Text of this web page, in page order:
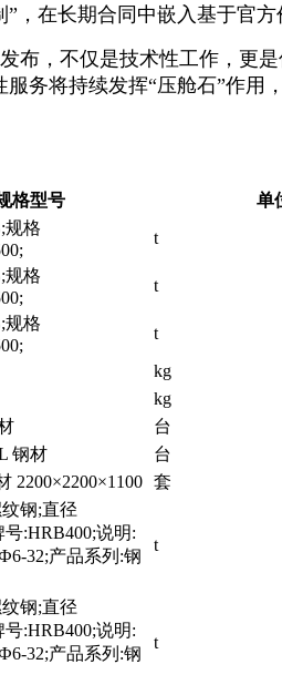
，在长期合同中嵌入基于官
布，不仅是技术性工作，更
务将持续发挥“压舱石”作用
格型号 单
规格
t
规格
t
规格
t
kg
kg
台
钢材 台
2200×2200×1100 套
钢;直径
:HRB400;说明:
32;产品系列:钢
t
钢;直径
:HRB400;说明:
32;产品系列:钢
t